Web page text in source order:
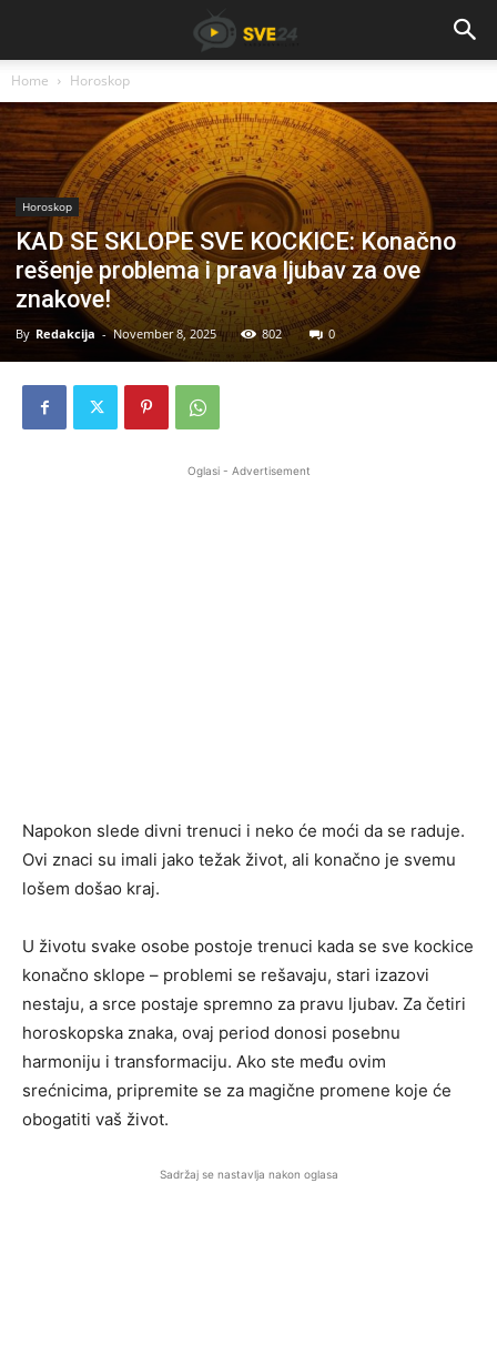
Home Horoskop
Horoskop
KAD SE SKLOPE SVE KOCKICE: Konačno
rešenje problema i prava ljubav za ove
znakove!
By Redakcija - November 8, 2025 802 0
Oglasi - Advertisement
Napokon slede divni trenuci i neko će moći da se raduje.
Ovi znaci su imali jako težak život, ali konačno je svemu
lošem došao kraj.
U životu svake osobe postoje trenuci kada se sve kockice
konačno sklope – problemi se rešavaju, stari izazovi
nestaju, a srce postaje spremno za pravu ljubav. Za četiri
horoskopska znaka, ovaj period donosi posebnu
harmoniju i transformaciju. Ako ste među ovim
srećnicima, pripremite se za magične promene koje će
obogatiti vaš život.
Sadržaj se nastavlja nakon oglasa